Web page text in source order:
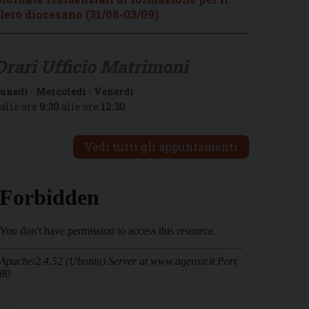
diocesano (31/08-03/09)
- Mercoledì - Venerdì
ore 9:30 alle ore 12:30
Vedi tutti gli appuntamenti